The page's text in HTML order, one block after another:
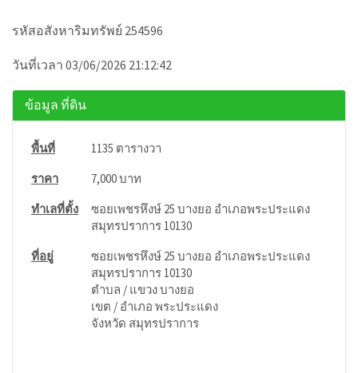
รหัสอสังหาริมทรัพย์ 254596
วันที่เวลา 03/06/2026 21:12:42
ข้อมูล ที่ดิน
พื้นที่
1135 ตารางวา
ราคา
7,000 บาท
ทำเลที่ตั้ง
ซอยเพชรหึงษ์ 25 บางยอ อำเภอพระประแดง
สมุทรปราการ 10130
ที่อยู่
ซอยเพชรหึงษ์ 25 บางยอ อำเภอพระประแดง
สมุทรปราการ 10130
ตำบล / แขวง บางยอ
เขต / อำเภอ พระประแดง
จังหวัด สมุทรปราการ